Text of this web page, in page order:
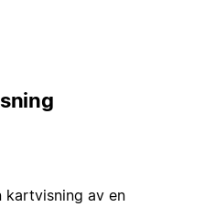
kartvisning av en